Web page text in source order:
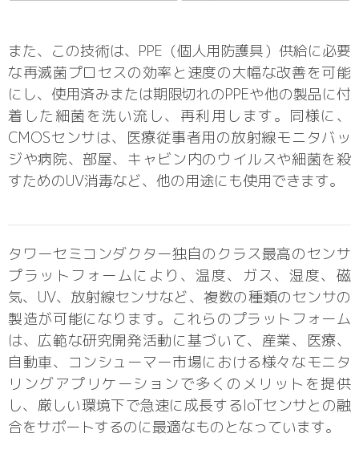
また、この技術は、PPE（個人用防護具）供給に必要
な再滅菌プロセスの効率と速度の大幅な改善を可能
にし、使用済みまたは期限切れのPPEや他の製品に付
着した細菌を洗い流し、再利用します。同様に、
CMOSセンサは、医療従事者用の放射線モニタバッ
ジや病院、部屋、キャビン内のウイルスや細菌を殺
すためのUV消毒など、他の用途にも使用できます。
タワーセミコンダクター独自のクラス最高のセンサ
プラットフォームにより、温度、ガス、湿度、磁
気、UV、放射線センサなど、複数の種類のセンサの
製造が可能になります。これらのプラットフォーム
は、広範な研究開発活動に基づいて、産業、医療、
自動車、コンシューマー市場における様々なモニタ
リングアプリケーションで多くのメリットを提供
し、厳しい環境下で急速に成長するIoTセンサとの融
合をサポートするのに最適なものとなっています。